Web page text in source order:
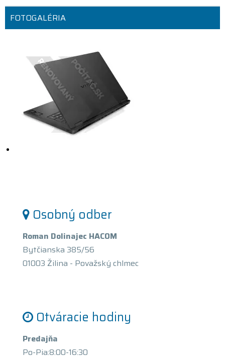
FOTOGALÉRIA
Osobný odber
Roman Dolinajec HACOM
Bytčianska 385/56
01003 Žilina - Považský chlmec
Otváracie hodiny
Predajňa
Po-Pia:8:00-16:30